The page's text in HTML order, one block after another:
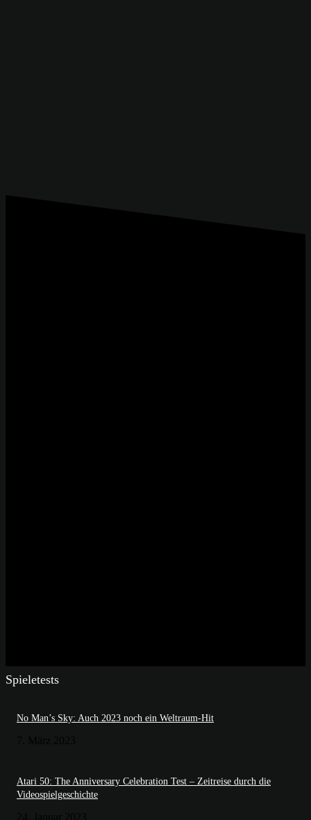
Spieletests
No Man’s Sky: Auch 2023 noch ein Weltraum-Hit
Atari 50: The Anniversary Celebration Test – Zeitreise durch die
Videospielgeschichte